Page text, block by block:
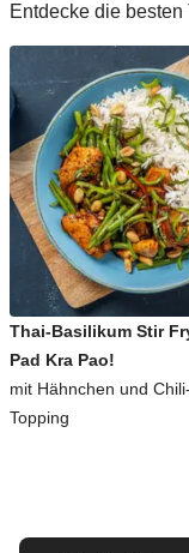
Entdecke die
Thai-Basilikum Stir
Pad Kra Pao!
mit Hähnchen und
Topping